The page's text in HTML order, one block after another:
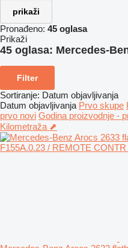
prikaži
Pronađeno: 45 oglasa
Prikaži
45 oglasa: Mercedes-
Filter
Sortiranje: Datum objavljivanja
Datum objavljivanja Prvo skupe
prvo novi Godina proizvodnje -
Kilometraža ⬈